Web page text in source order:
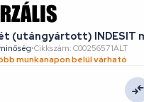
(utángyártott) INDESIT
•Cikkszám: C00256571ALT
munkanapon belül várható